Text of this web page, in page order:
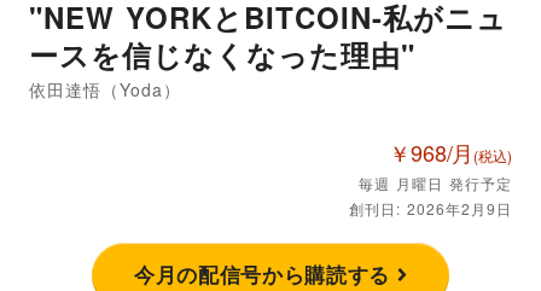
"NEW YORKとBITCOIN-私がニュ
ースを信じなくなった理由"
依田達悟（Yoda）
￥968/月 (税込)
毎週 月曜日 発行予定
創刊日: 2026年2月9日
今月の配信号から購読する